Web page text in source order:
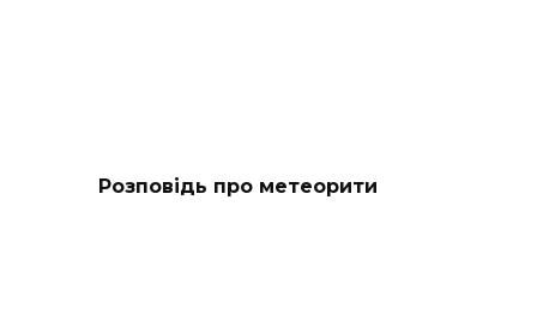
Розповідь про метеорити